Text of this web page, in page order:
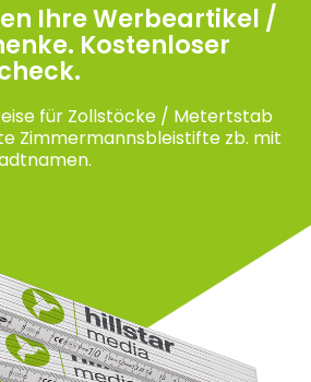
Ihre Werbeartikel /
Kostenloser
für Zollstöcke / Metertstab
Zimmermannsbleistifte zb. mit